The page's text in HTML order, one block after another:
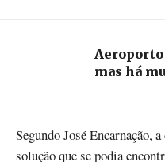
mas há
Segundo José Encarnação,
solução que se podia